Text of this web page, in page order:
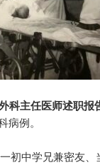
科主任医师述职报
病例。
初中学兄兼密友、